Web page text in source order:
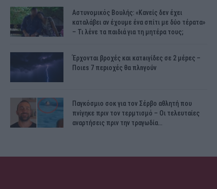
Αστυνομικός Bουλής: «Κανείς δεν έχει
καταλάβει αν έχουμε ένα σπίτι με δύο τέρατα»
– Τι λένε τα παιδιά για τη μητέρα τους;
Έρχονται βροχές και κατaιγίδες σε 2 μέpες –
Ποιεs 7 πεpιοχές θα πλnγούν
Παγκόσμιο σοκ για τον Σέρβο αθλητή που
πνίγηκε πριν τον τερμτισμό – Οι τελευταίες
αναρτήσεις πριν την τραγωδία…